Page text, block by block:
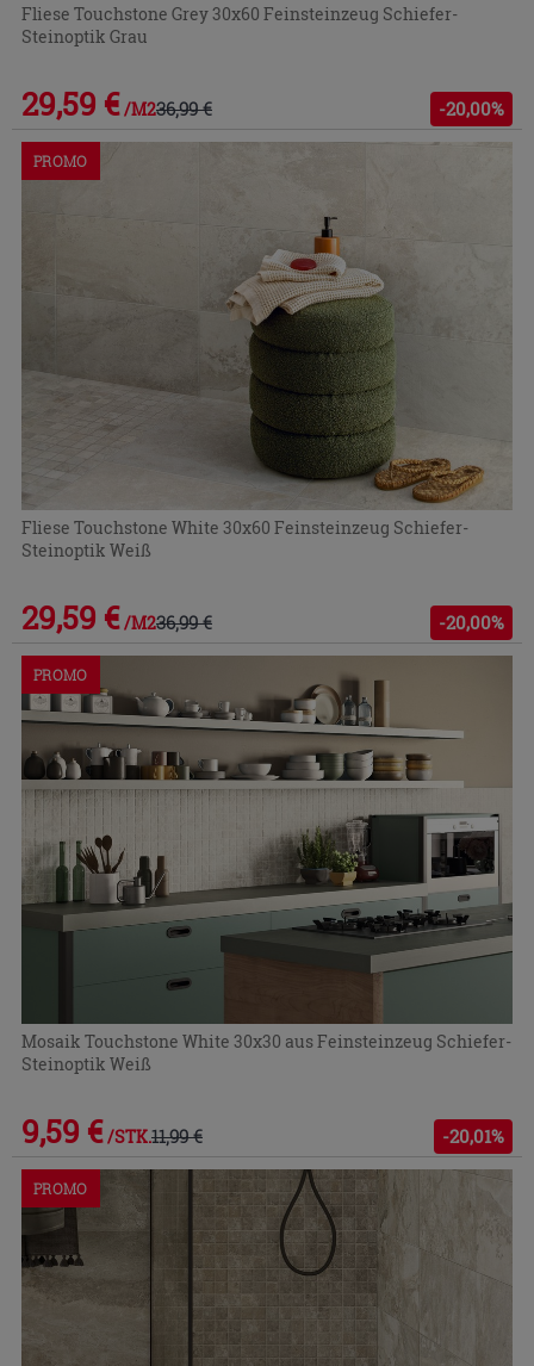
Fliese Touchstone Grey 30x60 Feinsteinzeug Schiefer-
Steinoptik Grau
29,59 € /M236,99 € -20,00%
PROMO
Fliese Touchstone White 30x60 Feinsteinzeug Schiefer-
Steinoptik Weiß
29,59 € /M236,99 € -20,00%
PROMO
Mosaik Touchstone White 30x30 aus Feinsteinzeug Schiefer-
Steinoptik Weiß
9,59 € /STK.11,99 € -20,01%
PROMO